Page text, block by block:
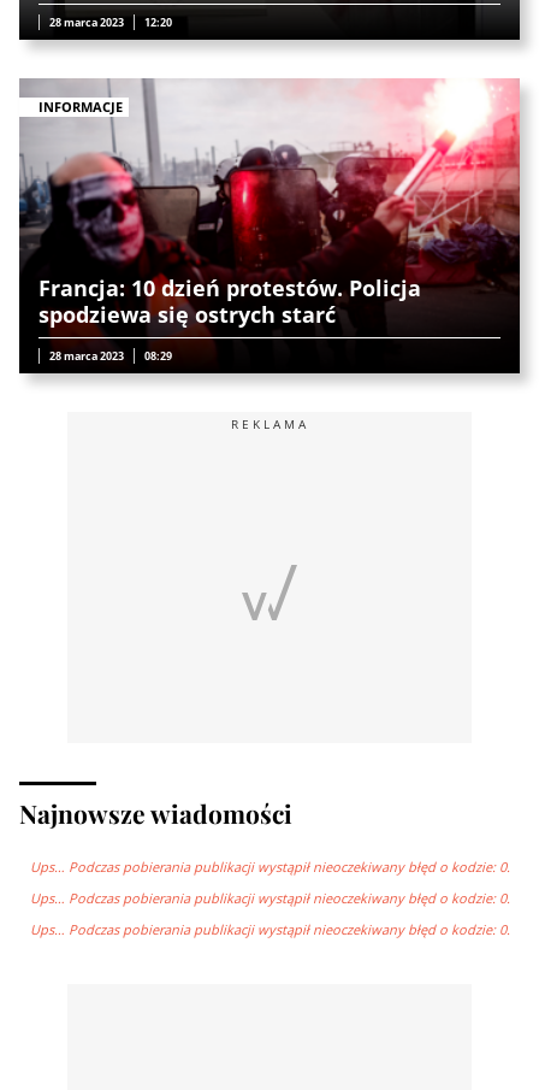
28 marca 2023 12:20
INFORMACJE
Francja: 10 dzień protestów. Policja
spodziewa się ostrych starć
28 marca 2023 08:29
REKLAMA
Najnowsze wiadomości
Ups… Podczas pobierania publikacji wystąpił nieoczekiwany błęd o kodzie: 0.
Ups… Podczas pobierania publikacji wystąpił nieoczekiwany błęd o kodzie: 0.
Ups… Podczas pobierania publikacji wystąpił nieoczekiwany błęd o kodzie: 0.